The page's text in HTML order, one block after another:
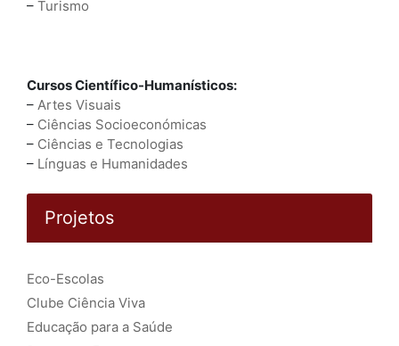
– Turismo
Cursos Científico-Humanísticos:
– Artes Visuais
– Ciências Socioeconómicas
– Ciências e Tecnologias
– Línguas e Humanidades
Projetos
Eco-Escolas
Clube Ciência Viva
Educação para a Saúde